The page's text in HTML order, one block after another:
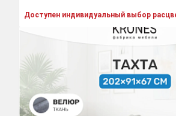
Доступен индивидуальный выбор